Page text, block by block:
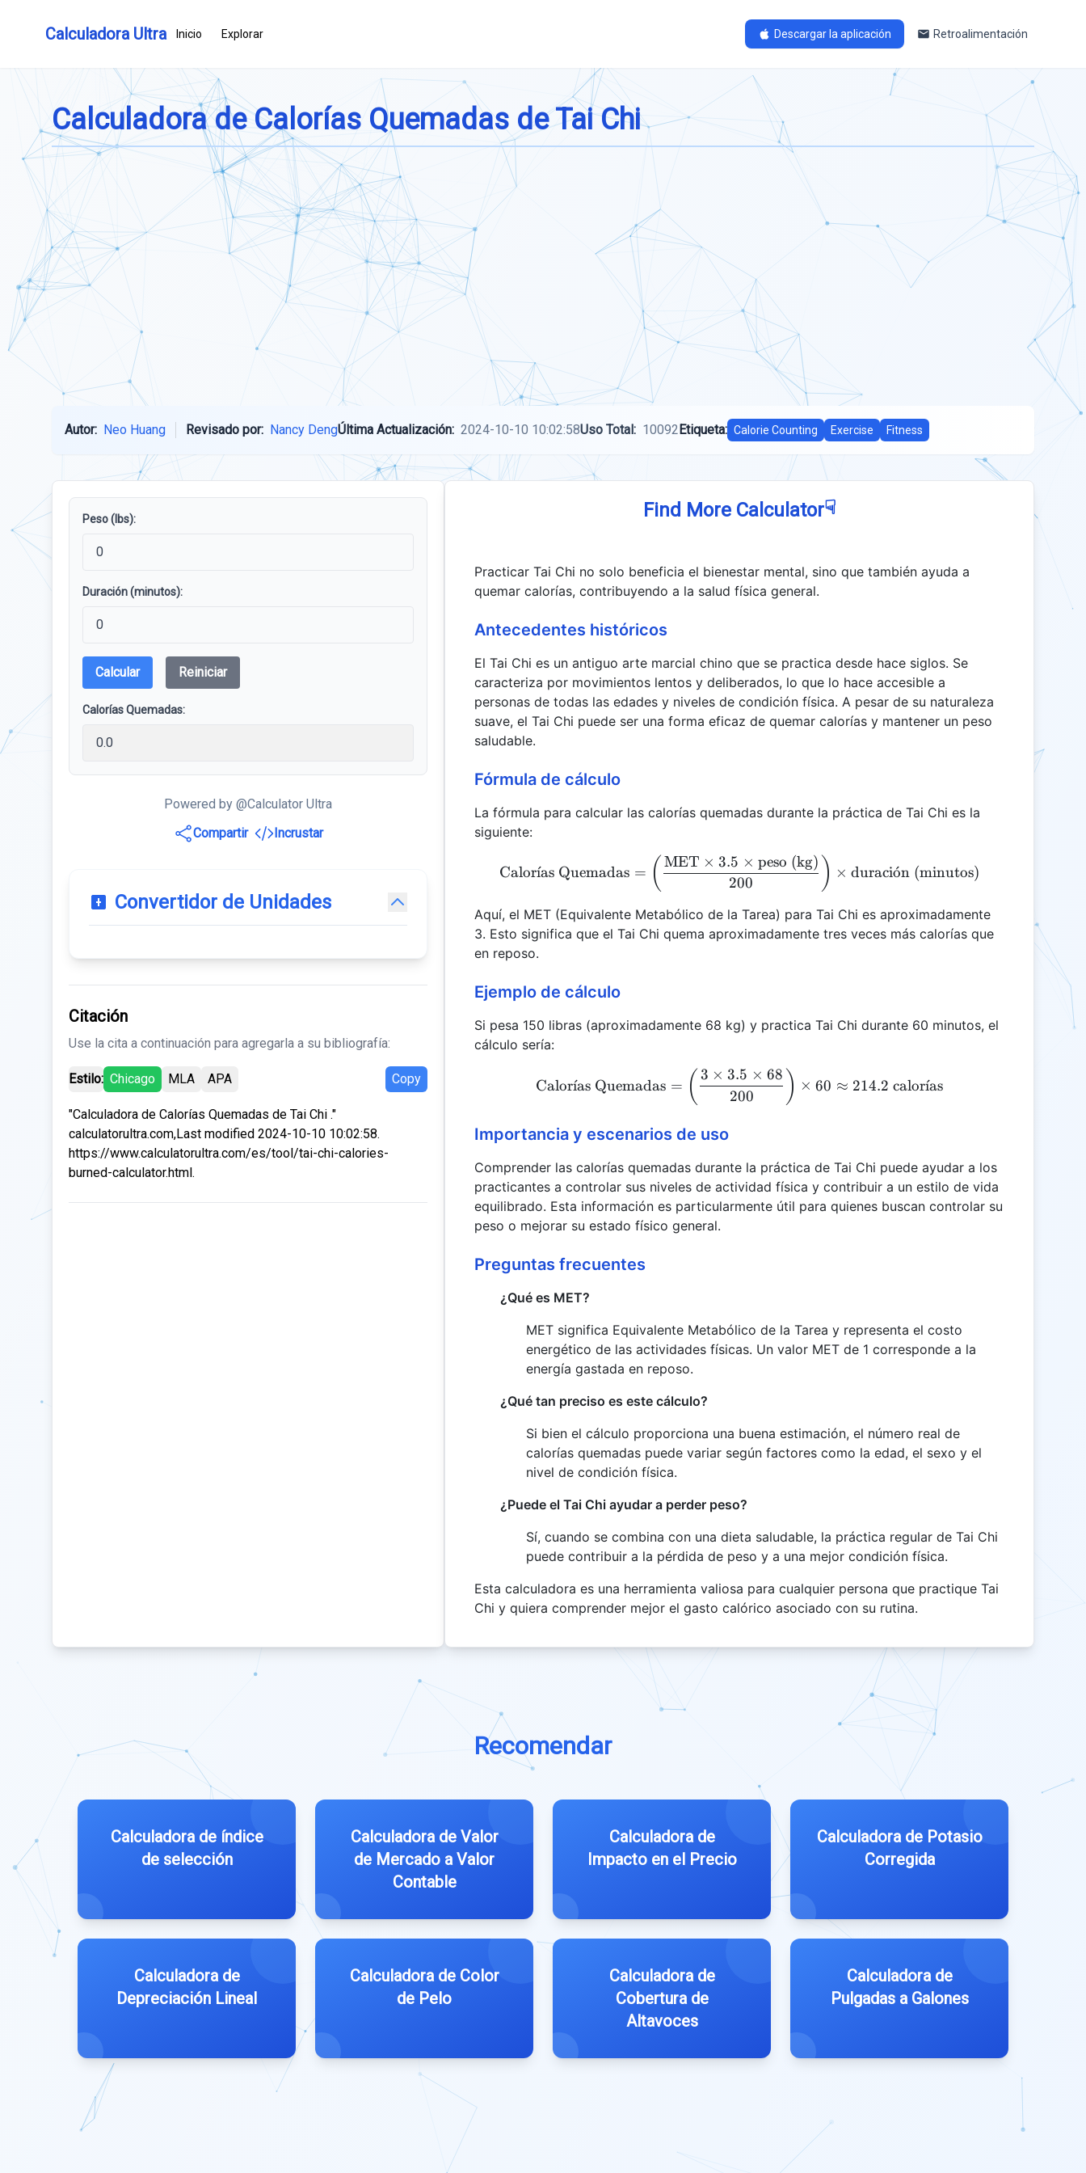
Calculadora Ultra Inicio Explorar Descargar la aplicación Retroalimentación
Calculadora de Calorías Quemadas de Tai Chi
Autor: Neo Huang Revisado por: Nancy DengÚltima Actualización: 2024-10-10 10:02:58Uso Total: 10092Etiqueta: Calorie Counting Exercise Fitness
Peso (lbs):
Duración (minutos):
Calcular Reiniciar
Calorías Quemadas:
Powered by @Calculator Ultra
Compartir
Incrustar
Convertidor de Unidades
Citación
Use la cita a continuación para agregarla a su bibliografía:
Estilo: Chicago MLA APA Copy
"Calculadora de Calorías Quemadas de Tai Chi ."
calculatorultra.com,Last modified 2024-10-10 10:02:58.
https://www.calculatorultra.com/es/tool/tai-chi-calories-
burned-calculator.html.
Find More Calculator☟
Practicar Tai Chi no solo beneficia el bienestar mental, sino que también ayuda a
quemar calorías, contribuyendo a la salud física general.
Antecedentes históricos
El Tai Chi es un antiguo arte marcial chino que se practica desde hace siglos. Se
caracteriza por movimientos lentos y deliberados, lo que lo hace accesible a
personas de todas las edades y niveles de condición física. A pesar de su naturaleza
suave, el Tai Chi puede ser una forma eficaz de quemar calorías y mantener un peso
saludable.
Fórmula de cálculo
La fórmula para calcular las calorías quemadas durante la práctica de Tai Chi es la
siguiente:
\text{Calorías Quemadas} =
Calorı
ˊas Quemadas = ( 200
MET × 3.5 × peso (kg) ) × duracio
ˊn (minutos)
Aquí, el MET (Equivalente Metabólico de la Tarea) para Tai Chi es aproximadamente
3. Esto significa que el Tai Chi quema aproximadamente tres veces más calorías que
en reposo.
Ejemplo de cálculo
Si pesa 150 libras (aproximadamente 68 kg) y practica Tai Chi durante 60 minutos, el
cálculo sería:
\text{Calorías Quemadas} = \left(\frac{3 \times
Calorı
ˊas Quemadas = ( 200
3 × 3.5 × 68 ) × 60 ≈ 214.2 calorı
ˊas
Importancia y escenarios de uso
Comprender las calorías quemadas durante la práctica de Tai Chi puede ayudar a los
practicantes a controlar sus niveles de actividad física y contribuir a un estilo de vida
equilibrado. Esta información es particularmente útil para quienes buscan controlar su
peso o mejorar su estado físico general.
Preguntas frecuentes
¿Qué es MET?
MET significa Equivalente Metabólico de la Tarea y representa el costo
energético de las actividades físicas. Un valor MET de 1 corresponde a la
energía gastada en reposo.
¿Qué tan preciso es este cálculo?
Si bien el cálculo proporciona una buena estimación, el número real de
calorías quemadas puede variar según factores como la edad, el sexo y el
nivel de condición física.
¿Puede el Tai Chi ayudar a perder peso?
Sí, cuando se combina con una dieta saludable, la práctica regular de Tai Chi
puede contribuir a la pérdida de peso y a una mejor condición física.
Esta calculadora es una herramienta valiosa para cualquier persona que practique Tai
Chi y quiera comprender mejor el gasto calórico asociado con su rutina.
Recomendar
Calculadora de índice
de selección
Calculadora de Valor
de Mercado a Valor
Contable
Calculadora de
Impacto en el Precio
Calculadora de Potasio
Corregida
Calculadora de
Depreciación Lineal
Calculadora de Color
de Pelo
Calculadora de
Cobertura de
Altavoces
Calculadora de
Pulgadas a Galones